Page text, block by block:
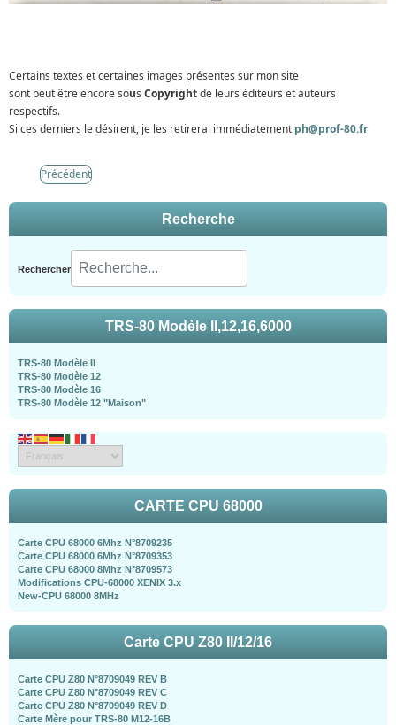
Certains textes et certaines images présentes sur mon site
sont peut être encore sous Copyrightde leurs éditeurs et auteurs
respectifs.
Si ces derniers le désirent, je les retirerai immédiatement ph@prof-80.fr
Précédent
Recherche
Rechercher
TRS-80 Modèle II,12,16,6000
TRS-80 Modèle II
TRS-80 Modèle 12
TRS-80 Modèle 16
TRS-80 Modèle 12 "Maison"
CARTE CPU 68000
Carte CPU 68000 6Mhz N°8709235
Carte CPU 68000 6Mhz N°8709353
Carte CPU 68000 8Mhz N°8709573
Modifications CPU-68000 XENIX 3.x
New-CPU 68000 8MHz
Carte CPU Z80 II/12/16
Carte CPU Z80 N°8709049 REV B
Carte CPU Z80 N°8709049 REV C
Carte CPU Z80 N°8709049 REV D
Carte Mère pour TRS-80 M12-16B